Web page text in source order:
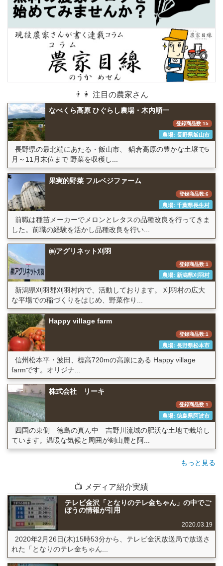
👨👩 注目の農家さん
なべくら高原 ひぐらし農場・木内順一
登録商品数:15
農場: 長野県飯山市
長野県の最北端にあたる・飯山市、 鍋倉高原の豊かな土壌で5
月～11月末位まで 野菜を収穫し...
果実的野菜 フルベジファーム
登録商品数:6
農場: 千葉県長生村
前職は種苗メーカーでメロンとレタスの品種改良を行ってきま
した。前職の経験を活かし品種改良を行い...
㈱アグリネット刈羽
登録商品数:1
農場: 新潟県刈羽村
新潟県刈羽郡刈羽村内で、活動しております。 刈羽村の広大
な平場での稲づくりをはじめ、野菜作り...
Happy village farm
登録商品数:1
農場: 長野県松本市
信州松本平・波田、標高720mの高原にある Happy village
farmです。オリジナ...
株式会社 リーキ
登録商品数:1
農場: 徳島県阿波市
四国の東側 徳島の真ん中 吉野川流域の肥沃な土地で栽培し
ています。温暖な気候と周囲が剣山麓と阿...
もっと見る
📺 メディア紹介実績
テレビ金沢「となりのテレ金ちゃん」の中でご
ぼうの情報が引用
2020.03.19
2020年2月26日(木)15時53分から、テレビ金沢放送局で放送さ
れた「となりのテレ金ちゃん...